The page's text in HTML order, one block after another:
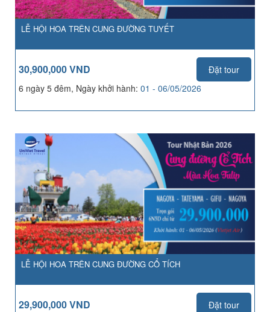
LỄ HỘI HOA TRÊN CUNG ĐƯỜNG TUYẾT
30,900,000 VND
Đặt tour
6 ngày 5 đêm, Ngày khởi hành: 01 - 06/05/2026
LỄ HỘI HOA TRÊN CUNG ĐƯỜNG CỔ TÍCH
29,900,000 VND
Đặt tour